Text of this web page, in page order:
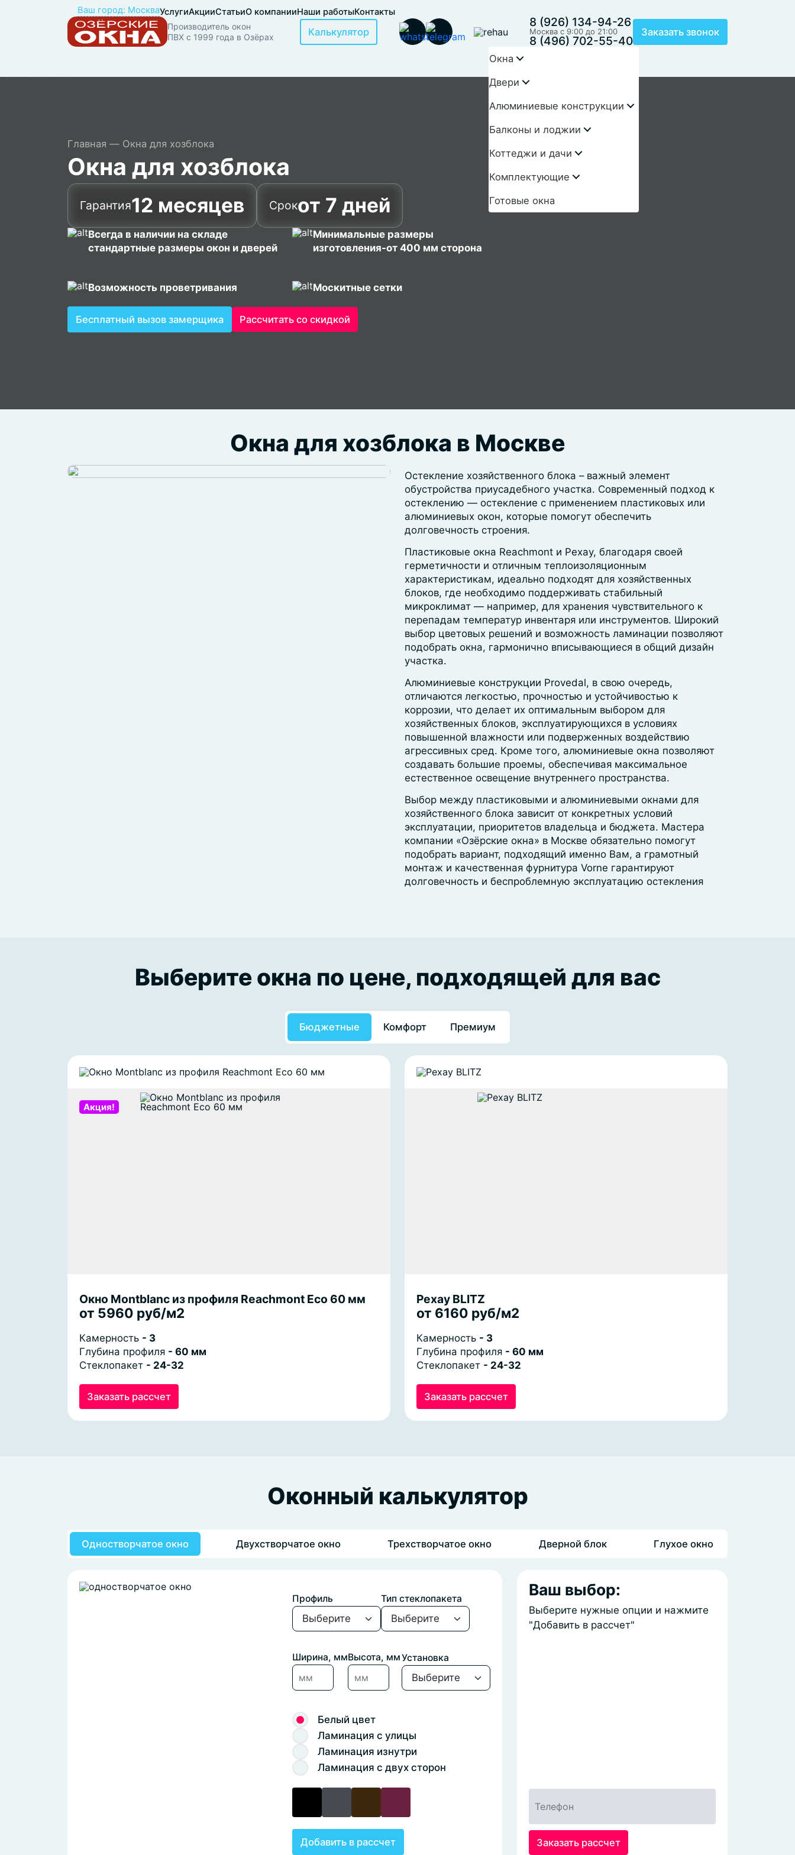
Ваш город: МоскваУслугиАкцииСтатьиО компанииНаши работыКонтакты
Производитель окон
ПВХ с 1999 года в Озёрах
Калькулятор
8 (926) 134-94-26
Москва с 9:00 до 21:00
8 (496) 702-55-40
Заказать звонок
Окна
Двери
Алюминиевые конструкции
Балконы и лоджии
Коттеджи и дачи
Комплектующие
Готовые окна
Главная Окна для хозблока
Окна для хозблока
Гарантия12 месяцев Срокот 7 дней
Всегда в наличии на складе
стандартные размеры окон и дверей
Минимальные размеры
изготовления-от 400 мм сторона
Возможность проветривания Москитные сетки
Бесплатный вызов замерщика Рассчитать со скидкой
Окна для хозблока в Москве
Остекление хозяйственного блока – важный элемент
обустройства приусадебного участка. Современный подход к
остеклению ― остекление с применением пластиковых или
алюминиевых окон, которые помогут обеспечить
долговечность строения.
Пластиковые окна Reachmont и Рехау, благодаря своей
герметичности и отличным теплоизоляционным
характеристикам, идеально подходят для хозяйственных
блоков, где необходимо поддерживать стабильный
микроклимат ― например, для хранения чувствительного к
перепадам температур инвентаря или инструментов. Широкий
выбор цветовых решений и возможность ламинации позволяют
подобрать окна, гармонично вписывающиеся в общий дизайн
участка.
Алюминиевые конструкции Provedal, в свою очередь,
отличаются легкостью, прочностью и устойчивостью к
коррозии, что делает их оптимальным выбором для
хозяйственных блоков, эксплуатирующихся в условиях
повышенной влажности или подверженных воздействию
агрессивных сред. Кроме того, алюминиевые окна позволяют
создавать большие проемы, обеспечивая максимальное
естественное освещение внутреннего пространства.
Выбор между пластиковыми и алюминиевыми окнами для
хозяйственного блока зависит от конкретных условий
эксплуатации, приоритетов владельца и бюджета. Мастера
компании «Озёрские окна» в Москве обязательно помогут
подобрать вариант, подходящий именно Вам, а грамотный
монтаж и качественная фурнитура Vorne гарантируют
долговечность и беспроблемную эксплуатацию остекления
Выберите окна по цене, подходящей для вас
Бюджетные Комфорт Премиум
Акция!
Окно Montblanc из профиля Reachmont Eco 60 мм
от 5960 руб/м2
Камерность - 3
Глубина профиля - 60 мм
Стеклопакет - 24-32
Заказать рассчет
Рехау BLITZ
от 6160 руб/м2
Камерность - 3
Глубина профиля - 60 мм
Стеклопакет - 24-32
Заказать рассчет
Оконный калькулятор
Одностворчатое окно Двухстворчатое окно Трехстворчатое окно Дверной блок Глухое окно
Профиль Тип стеклопакета
Ширина, ммВысота, ммУстановка
Белый цвет
Ламинация с улицы
Ламинация изнутри
Ламинация с двух сторон
Добавить в рассчет
Ваш выбор:
Выберите нужные опции и нажмите
"Добавить в рассчет"